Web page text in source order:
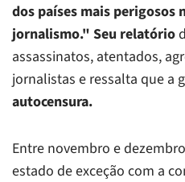
dos países mais perigosos
jornalismo." Seu relatório
assassinatos, atentados,
jornalistas e ressalta que a
autocensura.
Entre novembro e
estado de exceção com a